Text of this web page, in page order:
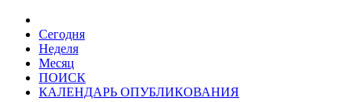
Сегодня
Неделя
Месяц
ПОИСК
КАЛЕНДАРЬ ОПУБЛИКОВАНИЯ